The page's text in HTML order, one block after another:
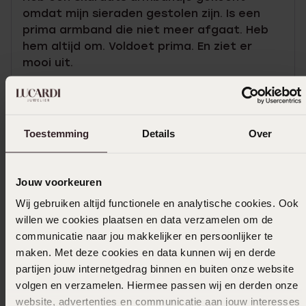
Toestemming Details Over
Jouw voorkeuren
Wij gebruiken altijd functionele en analytische cookies. Ook
willen we cookies plaatsen en data verzamelen om de
communicatie naar jou makkelijker en persoonlijker te
maken. Met deze cookies en data kunnen wij en derde
partijen jouw internetgedrag binnen en buiten onze website
volgen en verzamelen. Hiermee passen wij en derden onze
website, advertenties en communicatie aan jouw interesses
omdat mijn sieraden gestolen zijn. Is een
prima armband die niet meer afgaat. Heb
hem altijd om. Voldoet prima. En ziet er
mooi uit.
Ook leuk voor jou